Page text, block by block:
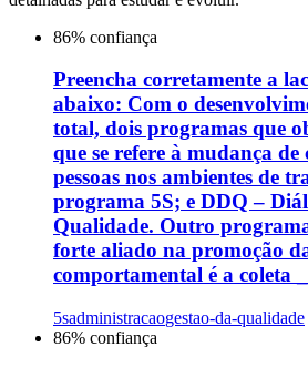
86% confiança
Preencha corretamente a
abaixo: Com o
total, dois programas que
que se refere à mudança
pessoas nos ambientes de
programa 5S; e DDQ –
Qualidade. Outro
forte aliado na promoção
comportamental é a coleta
5sadministracaogestao-da-qualidade
86% confiança